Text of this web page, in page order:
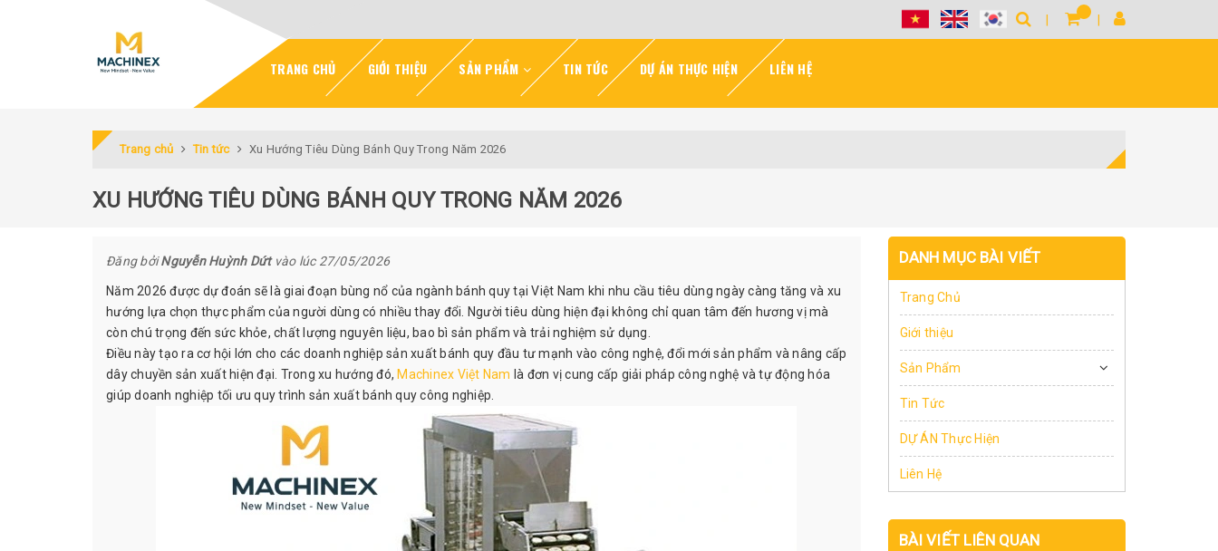
TRANG CHỦ GIỚI THIỆU SẢN PHẨM TIN TỨC DỰ ÁN THỰC HIỆN LIÊN HỆ
Trang chủ Tin tức Xu Hướng Tiêu Dùng Bánh Quy Trong Năm 2026
XU HƯỚNG TIÊU DÙNG BÁNH QUY TRONG NĂM 2026
Đăng bởiNguyễn Huỳnh Dứtvào lúc 27/05/2026
Năm 2026 được dự đoán sẽ là giai đoạn bùng nổ của ngành bánh quy tại Việt Nam khi nhu cầu tiêu dùng ngày càng tăng và xu
hướng lựa chọn thực phẩm của người dùng có nhiều thay đổi. Người tiêu dùng hiện đại không chỉ quan tâm đến hương vị mà
còn chú trọng đến sức khỏe, chất lượng nguyên liệu, bao bì sản phẩm và trải nghiệm sử dụng.
Điều này tạo ra cơ hội lớn cho các doanh nghiệp sản xuất bánh quy đầu tư mạnh vào công nghệ, đổi mới sản phẩm và nâng cấp
dây chuyền sản xuất hiện đại. Trong xu hướng đó, Machinex Việt Nam là đơn vị cung cấp giải pháp công nghệ và tự động hóa
giúp doanh nghiệp tối ưu quy trình sản xuất bánh quy công nghiệp.
DANH MỤC BÀI VIẾT
Trang Chủ
Giới thiệu
Sản Phẩm
Tin Tức
DỰ ÁN Thực Hiện
Liên Hệ
BÀI VIẾT LIÊN QUAN